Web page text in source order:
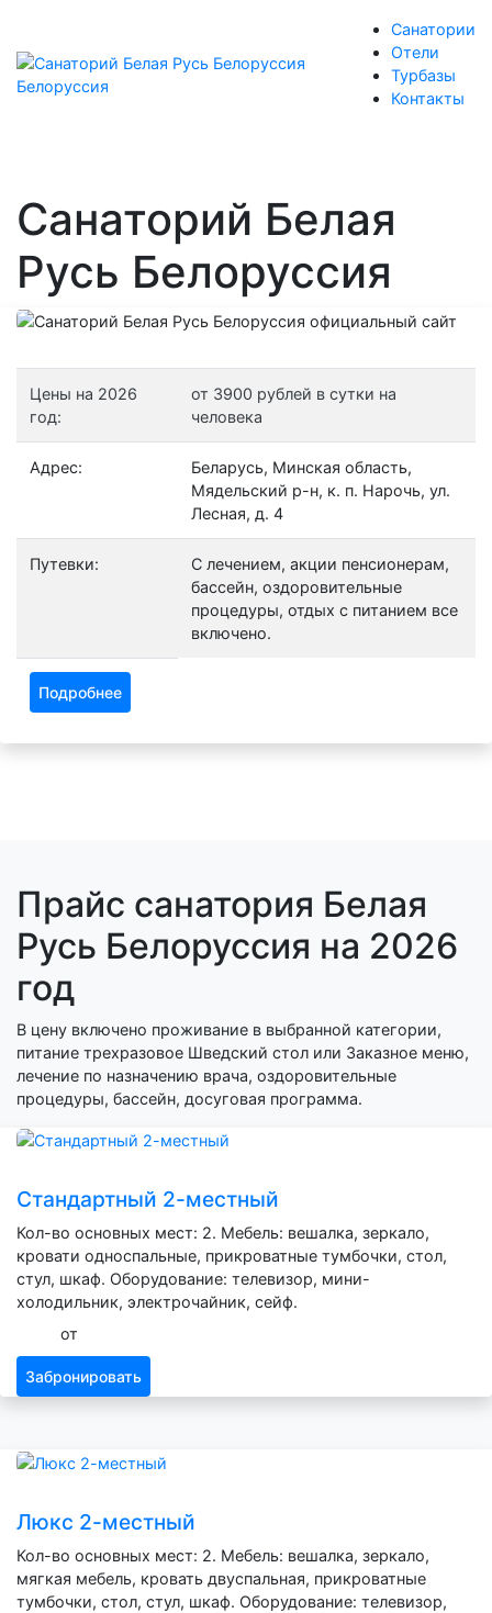
Санатории
Отели
Турбазы
Контакты
Санаторий Белая
Русь Белоруссия
Цены на 2026
год:
от 3900 рублей в сутки на
человека
Адрес:
Беларусь, Минская область,
Мядельский р-н, к. п. Нарочь, ул.
Лесная, д. 4
Путевки:
С лечением, акции пенсионерам,
бассейн, оздоровительные
процедуры, отдых с питанием все
включено.
Подробнее
Прайс санатория Белая
Русь Белоруссия на 2026
год
В цену включено проживание в выбранной категории,
питание трехразовое Шведский стол или Заказное меню,
лечение по назначению врача, оздоровительные
процедуры, бассейн, досуговая программа.
Стандартный 2-местный
Кол-во основных мест: 2. Мебель: вешалка, зеркало,
кровати односпальные, прикроватные тумбочки, стол,
стул, шкаф. Оборудование: телевизор, мини-
холодильник, электрочайник, сейф.
от
Забронировать
Люкс 2-местный
Кол-во основных мест: 2. Мебель: вешалка, зеркало,
мягкая мебель, кровать двуспальная, прикроватные
тумбочки, стол, стул, шкаф. Оборудование: телевизор,